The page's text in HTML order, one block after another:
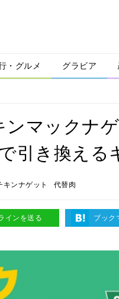
・グルメ グラビア
ンマックナ
引き換える
キンナゲット 代替肉
インを送る ブック